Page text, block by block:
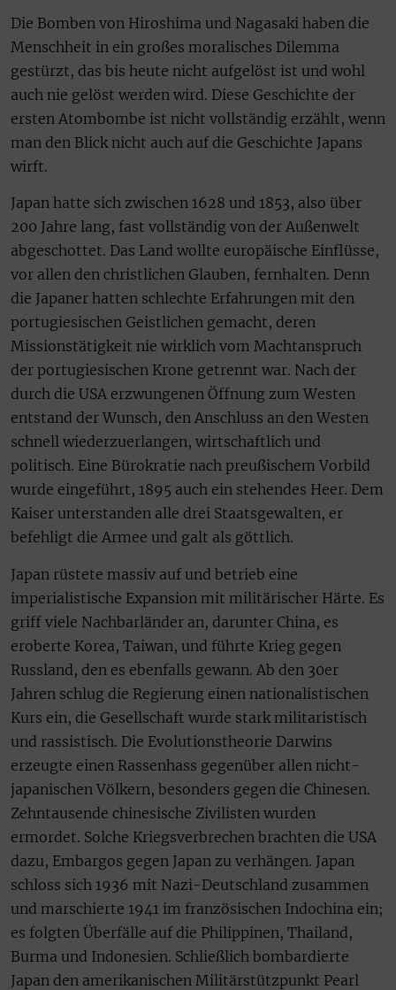
Die Bomben von Hiroshima und Nagasaki haben die
Menschheit in ein großes moralisches Dilemma
gestürzt, das bis heute nicht aufgelöst ist und wohl
auch nie gelöst werden wird. Diese Geschichte der
ersten Atombombe ist nicht vollständig erzählt, wenn
man den Blick nicht auch auf die Geschichte Japans
wirft.
Japan hatte sich zwischen 1628 und 1853, also über
200 Jahre lang, fast vollständig von der Außenwelt
abgeschottet. Das Land wollte europäische Einflüsse,
vor allen den christlichen Glauben, fernhalten. Denn
die Japaner hatten schlechte Erfahrungen mit den
portugiesischen Geistlichen gemacht, deren
Missionstätigkeit nie wirklich vom Machtanspruch
der portugiesischen Krone getrennt war. Nach der
durch die USA erzwungenen Öffnung zum Westen
entstand der Wunsch, den Anschluss an den Westen
schnell wiederzuerlangen, wirtschaftlich und
politisch. Eine Bürokratie nach preußischem Vorbild
wurde eingeführt, 1895 auch ein stehendes Heer. Dem
Kaiser unterstanden alle drei Staatsgewalten, er
befehligt die Armee und galt als göttlich.
Japan rüstete massiv auf und betrieb eine
imperialistische Expansion mit militärischer Härte. Es
griff viele Nachbarländer an, darunter China, es
eroberte Korea, Taiwan, und führte Krieg gegen
Russland, den es ebenfalls gewann. Ab den 30er
Jahren schlug die Regierung einen nationalistischen
Kurs ein, die Gesellschaft wurde stark militaristisch
und rassistisch. Die Evolutionstheorie Darwins
erzeugte einen Rassenhass gegenüber allen nicht-
japanischen Völkern, besonders gegen die Chinesen.
Zehntausende chinesische Zivilisten wurden
ermordet. Solche Kriegsverbrechen brachten die USA
dazu, Embargos gegen Japan zu verhängen. Japan
schloss sich 1936 mit Nazi-Deutschland zusammen
und marschierte 1941 im französischen Indochina ein;
es folgten Überfälle auf die Philippinen, Thailand,
Burma und Indonesien. Schließlich bombardierte
Japan den amerikanischen Militärstützpunkt Pearl